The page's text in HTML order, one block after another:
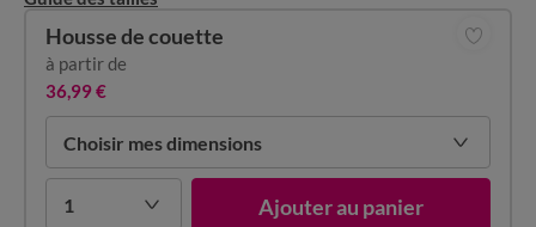
Choisir mes dimensions
1 Ajouter au panier
Housse de couette
à partir de
36,99 €